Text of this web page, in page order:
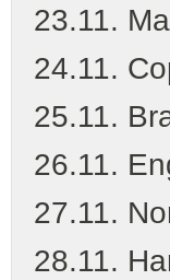
23.11.
24.11.
25.11.
26.11.
27.11.
28.11.